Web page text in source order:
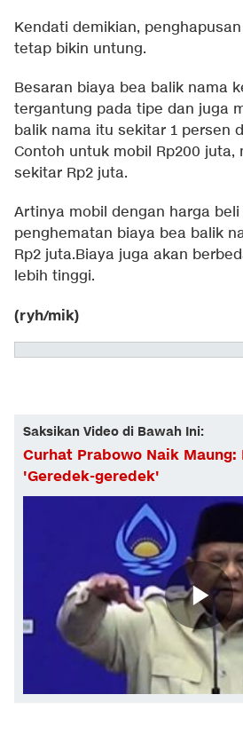
Kendati demikian,
tetap bikin untung.
Besaran biaya bea balik nama
tergantung pada tipe dan juga
balik nama itu sekitar 1 persen
Contoh untuk mobil Rp200 juta,
sekitar Rp2 juta.
Artinya mobil dengan harga beli
penghematan biaya bea balik
Rp2 juta.Biaya juga akan
lebih tinggi.
(ryh/mik)
Saksikan Video di Bawah Ini:
Curhat Prabowo Naik Maung:
'Geredek-geredek'